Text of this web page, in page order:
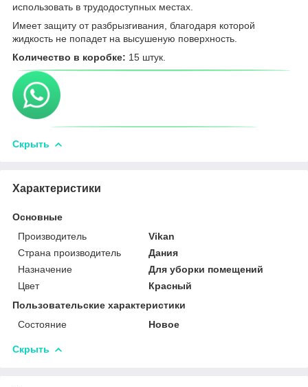
использовать в трудодоступных местах.
Имеет защиту от разбрызгивания, благодаря которой
жидкость не попадет на высушеную поверхность.
Количество в коробке: 15 штук.
Скрыть
Характеристики
Основные
Производитель
Vikan
Страна производитель
Дания
Назначение
Для уборки помещений
Цвет
Красный
Пользовательские характеристики
Состояние
Новое
Скрыть